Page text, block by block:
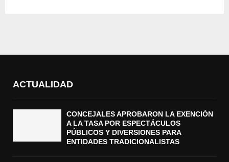
ACTUALIDAD
CONCEJALES APROBARON LA EXENCIÓN
A LA TASA POR ESPECTÁCULOS
PÚBLICOS Y DIVERSIONES PARA
ENTIDADES TRADICIONALISTAS